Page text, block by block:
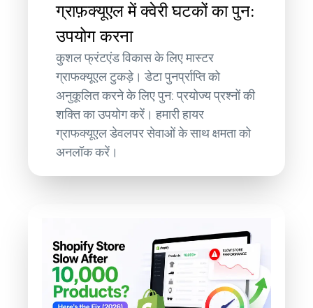
ग्राफ़क्यूएल में क्वेरी घटकों का पुन:
उपयोग करना
कुशल फ्रंटएंड विकास के लिए मास्टर
ग्राफक्यूएल टुकड़े। डेटा पुनर्प्राप्ति को
अनुकूलित करने के लिए पुन: प्रयोज्य प्रश्नों की
शक्ति का उपयोग करें। हमारी हायर
ग्राफक्यूएल डेवलपर सेवाओं के साथ क्षमता को
अनलॉक करें।